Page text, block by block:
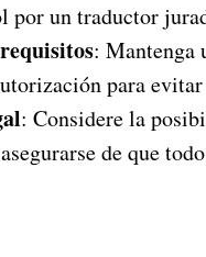
por un traductor
: Mantenga
para
: Considere la
de que